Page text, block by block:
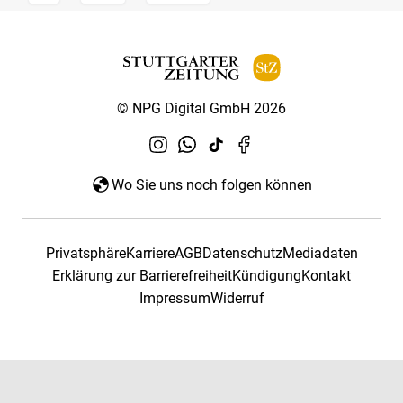
© NPG Digital GmbH 2026
Wo Sie uns noch folgen können
PrivatsphäreKarriereAGBDatenschutzMediadaten
Erklärung zur BarrierefreiheitKündigungKontakt
ImpressumWiderruf